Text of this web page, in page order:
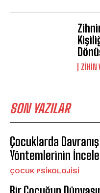
⁠ZIHIN
SON YAZILAR
Çocuklarda
Yöntemlerinin
ÇOCUK PSIKOLOJISI